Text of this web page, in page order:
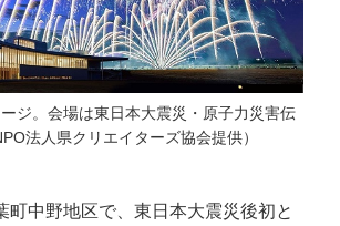
ジ。会場は東日本大震災・原子力災害伝
法人県クリエイターズ協会提供）
中野地区で、東日本大震災後初と